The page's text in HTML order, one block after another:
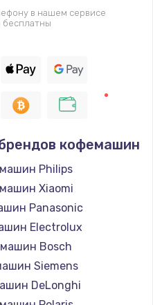
в нашем сервисе
кофемашин
Philips
Xiaomi
Panasonic
Electrolux
Bosch
Siemens
DeLonghi